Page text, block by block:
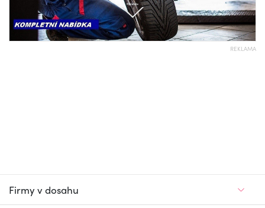
REKLAMA
Firmy v dosahu